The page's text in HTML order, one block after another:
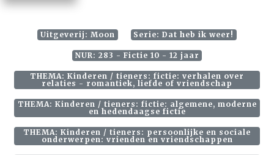
Uitgeverij: Moon Serie: Dat heb ik weer!
NUR: 283 - Fictie 10 - 12 jaar
THEMA: Kinderen / tieners: fictie: verhalen over
relaties - romantiek, liefde of vriendschap
THEMA: Kinderen / tieners: fictie: algemene, moderne
en hedendaagse fictie
THEMA: Kinderen / tieners: persoonlijke en sociale
onderwerpen: vrienden en vriendschappen